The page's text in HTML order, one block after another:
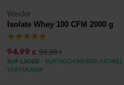
Weider
Isolate Whey 100 CFM 2000 g
94,99 € 99,99€
AUF LAGER - NUR NOCH WENIGE ARTIKEL
VERFÜGBAR